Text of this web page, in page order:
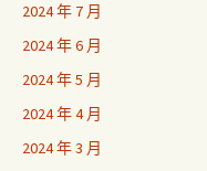
2024 年 7 月
2024 年 6 月
2024 年 5 月
2024 年 4 月
2024 年 3 月